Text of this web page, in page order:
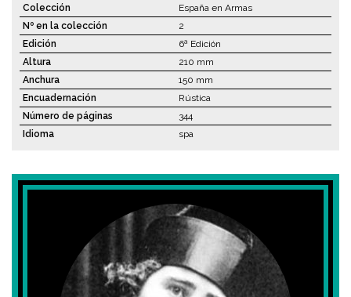
Colección
España en Armas
Nº en la colección
2
Edición
6ª Edición
Altura
210 mm
Anchura
150 mm
Encuadernación
Rústica
Número de páginas
344
Idioma
spa